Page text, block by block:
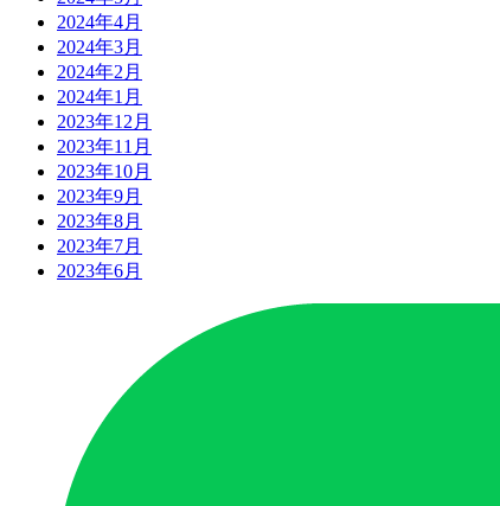
2024年4月
2024年3月
2024年2月
2024年1月
2023年12月
2023年11月
2023年10月
2023年9月
2023年8月
2023年7月
2023年6月